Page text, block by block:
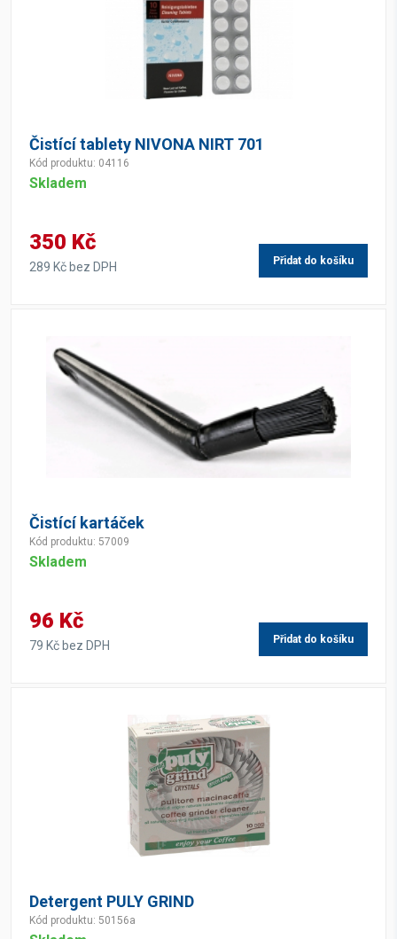
Čistící tablety NIVONA NIRT 701
Kód produktu: 04116
Skladem
350 Kč
289 Kč bez DPH Přidat do košíku
Čistící kartáček
Kód produktu: 57009
Skladem
96 Kč
79 Kč bez DPH Přidat do košíku
Detergent PULY GRIND
Kód produktu: 50156a